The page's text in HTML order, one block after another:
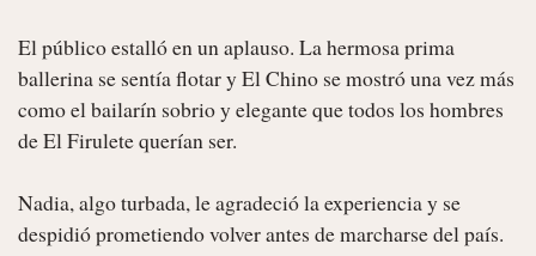
El público estalló en un aplauso. La hermosa prima
ballerina se sentía flotar y El Chino se mostró una vez más
como el bailarín sobrio y elegante que todos los hombres
de El Firulete querían ser.
Nadia, algo turbada, le agradeció la experiencia y se
despidió prometiendo volver antes de marcharse del país.